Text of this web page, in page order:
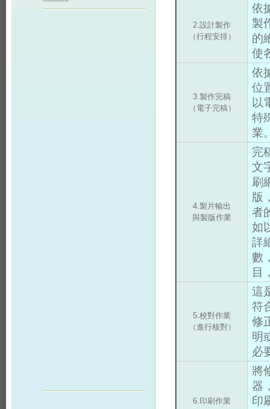
2.設計製作
（行程安排）
依
製
的
使
3.製作完稿
（電子完稿）
依
位
以
特
業
4.製片輸出
與製版作業
完
文
刷
版
者
如
詳
數
目
5.校對作業
（進行核對）
這
符
修
明
必
6.印刷作業
將
器
印